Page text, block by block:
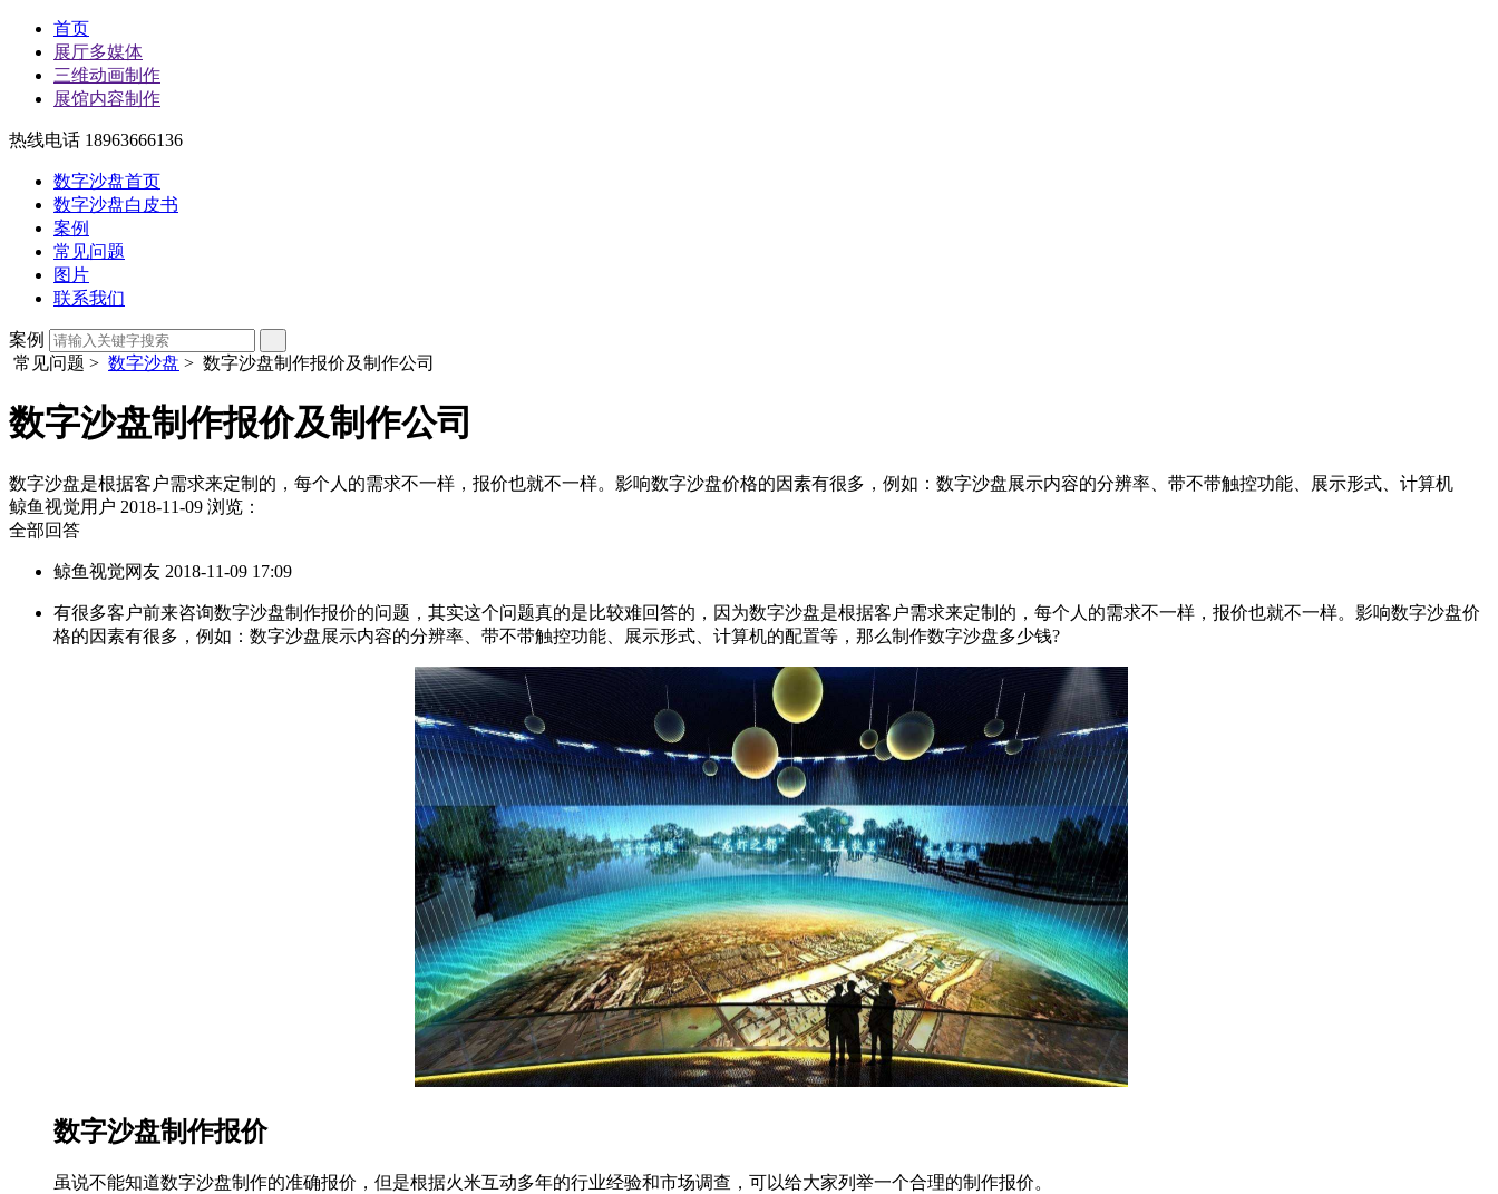
首页
展厅多媒体
三维动画制作
展馆内容制作
热线电话 18963666136
数字沙盘首页
数字沙盘白皮书
案例
常见问题
图片
联系我们
案例
常见问题 > 数字沙盘 > 数字沙盘制作报价及制作公司
数字沙盘制作报价及制作公司
数字沙盘是根据客户需求来定制的，每个人的需求不一样，报价也就不一样。影响数字沙盘价格的因素有很多，例如：数字沙盘展示内容的分辨率、带不带触控功能、展示形式、计算机
鲸鱼视觉用户 2018-11-09 浏览：
全部回答
鲸鱼视觉网友 2018-11-09 17:09
有很多客户前来咨询数字沙盘制作报价的问题，其实这个问题真的是比较难回答的，因为数字沙盘是根据客户需求来定制的，每个人的需求不一样，报价也就不一样。影响数字沙盘价
格的因素有很多，例如：数字沙盘展示内容的分辨率、带不带触控功能、展示形式、计算机的配置等，那么制作数字沙盘多少钱?
数字沙盘制作报价
虽说不能知道数字沙盘制作的准确报价，但是根据火米互动多年的行业经验和市场调查，可以给大家列举一个合理的制作报价。